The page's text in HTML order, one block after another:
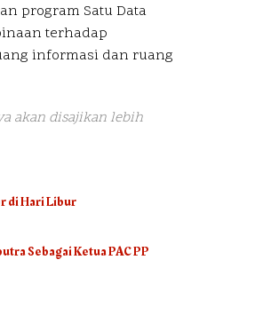
program Satu Data
terhadap
informasi dan ruang
akan disajikan lebih
di Hari Libur
Sebagai Ketua PAC PP